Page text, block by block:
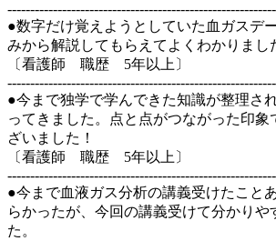
●数字だけ覚えようとしていた血ガスデ
みから解説してもらえてよくわかりまし
〔看護師 職歴 5年以上〕
●今まで独学で学んできた知識が整理さ
ってきました。点と点がつながった印象
ざいました！
〔看護師 職歴 5年以上〕
●今まで血液ガス分析の講義受けたこと
らかったが、今回の講義受けて分かりや
た。